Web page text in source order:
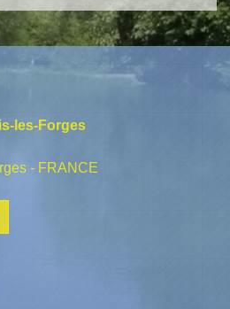
les-Forges
- FRANCE